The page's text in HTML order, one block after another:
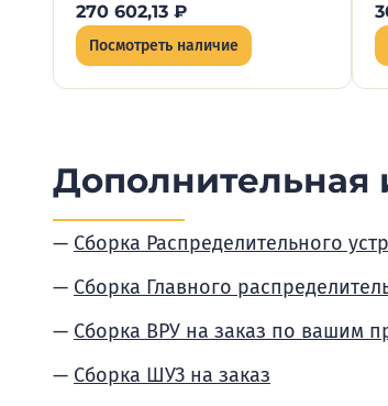
270 602,13 ₽
Посмотреть наличие
Сборка Распределительного
Сборка Главного
Сборка ВРУ на заказ по вашим
Сборка ШУЗ на заказ